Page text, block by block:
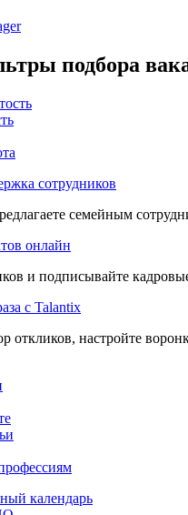
подбора
сотрудников
семейным
онлайн
и подписывайте
с Talantix
откликов, настройте
календарь